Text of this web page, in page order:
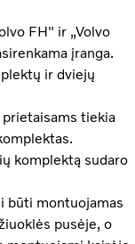
FH" ir „Volvo
įranga.
ir dviejų
tiekia
komplektą sudaro
būti montuojamas
pusėje, o